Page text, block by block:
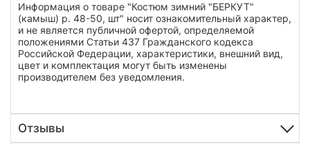
Информация о товаре "Костюм зимний "БЕРКУТ"
(камыш) р. 48-50, шт" носит ознакомительный характер,
и не является публичной офертой, определяемой
положениями Статьи 437 Гражданского кодекса
Российской Федерации, характеристики, внешний вид,
цвет и комплектация могут быть изменены
производителем без уведомления.
Отзывы